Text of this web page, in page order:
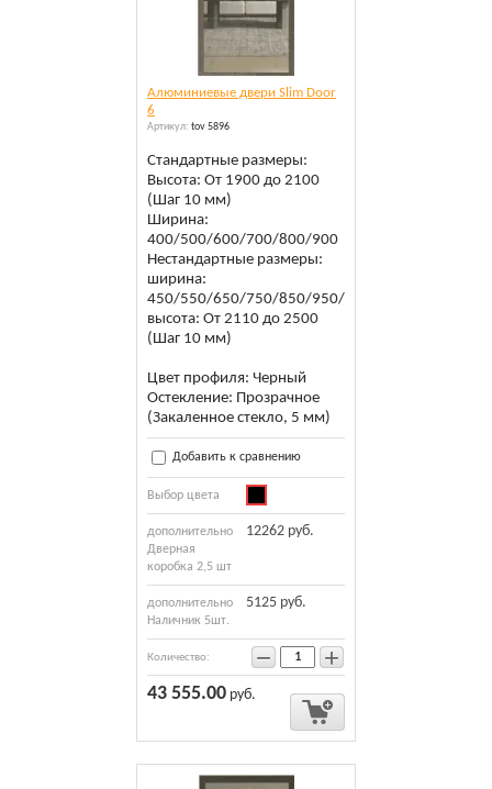
Алюминиевые двери Slim Door
6
Артикул: tov 5896
Стандартные размеры:
Высота: От 1900 до 2100
(Шаг 10 мм)
Ширина:
400/500/600/700/800/900
Нестандартные размеры:
ширина:
450/550/650/750/850/950/1000
высота: От 2110 до 2500
(Шаг 10 мм)
Цвет профиля: Черный
Остекление: Прозрачное
(Закаленное стекло, 5 мм)
Добавить к сравнению
Выбор цвета
дополнительно
Дверная
коробка 2,5 шт
12262 руб.
дополнительно
Наличник 5шт.
5125 руб.
Количество: − +
43 555.00 руб.